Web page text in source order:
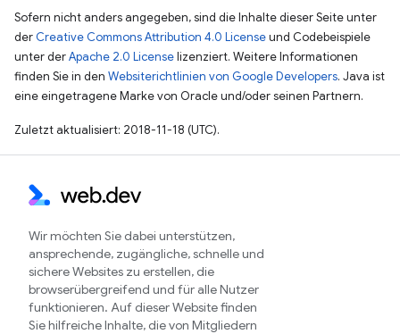
Sofern nicht anders angegeben, sind die Inhalte dieser Seite unter
der Creative Commons Attribution 4.0 Licenseund Codebeispiele
unter derApache 2.0 Licenselizenziert. Weitere Informationen
finden Sie in den Websiterichtlinien von Google Developers. Java ist
eine eingetragene Marke von Oracle und/oder seinen Partnern.
Zuletzt aktualisiert: 2018-11-18 (UTC).
Wir möchten Sie dabei unterstützen,
ansprechende, zugängliche, schnelle und
sichere Websites zu erstellen, die
browserübergreifend und für alle Nutzer
funktionieren. Auf dieser Website finden
Sie hilfreiche Inhalte, die von Mitgliedern